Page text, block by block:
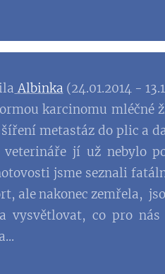
Albinka (24.01.2014 -
karcinomu mléčné
metastáz do plic a
jí už nebylo
jsme seznali
ale nakonec zemřela,
co pro nás